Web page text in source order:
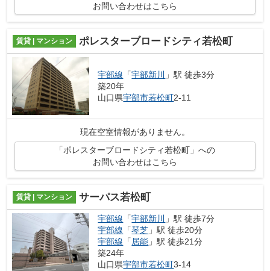
お問い合わせはこちら
賃貸 | マンション ポレスターブロードシティ若松町
宇部線 「宇部新川 」駅 徒歩3分
築20年
山口県宇部市若松町2-11
現在空室情報がありません。
「ポレスターブロードシティ若松町」への
お問い合わせはこちら
賃貸 | マンション サーパス若松町
宇部線 「宇部新川
」駅 徒歩7分
宇部線 「琴芝 」駅 徒歩20分
宇部線 「居能 」駅 徒歩21分
築24年
山口県宇部市若松町3-14